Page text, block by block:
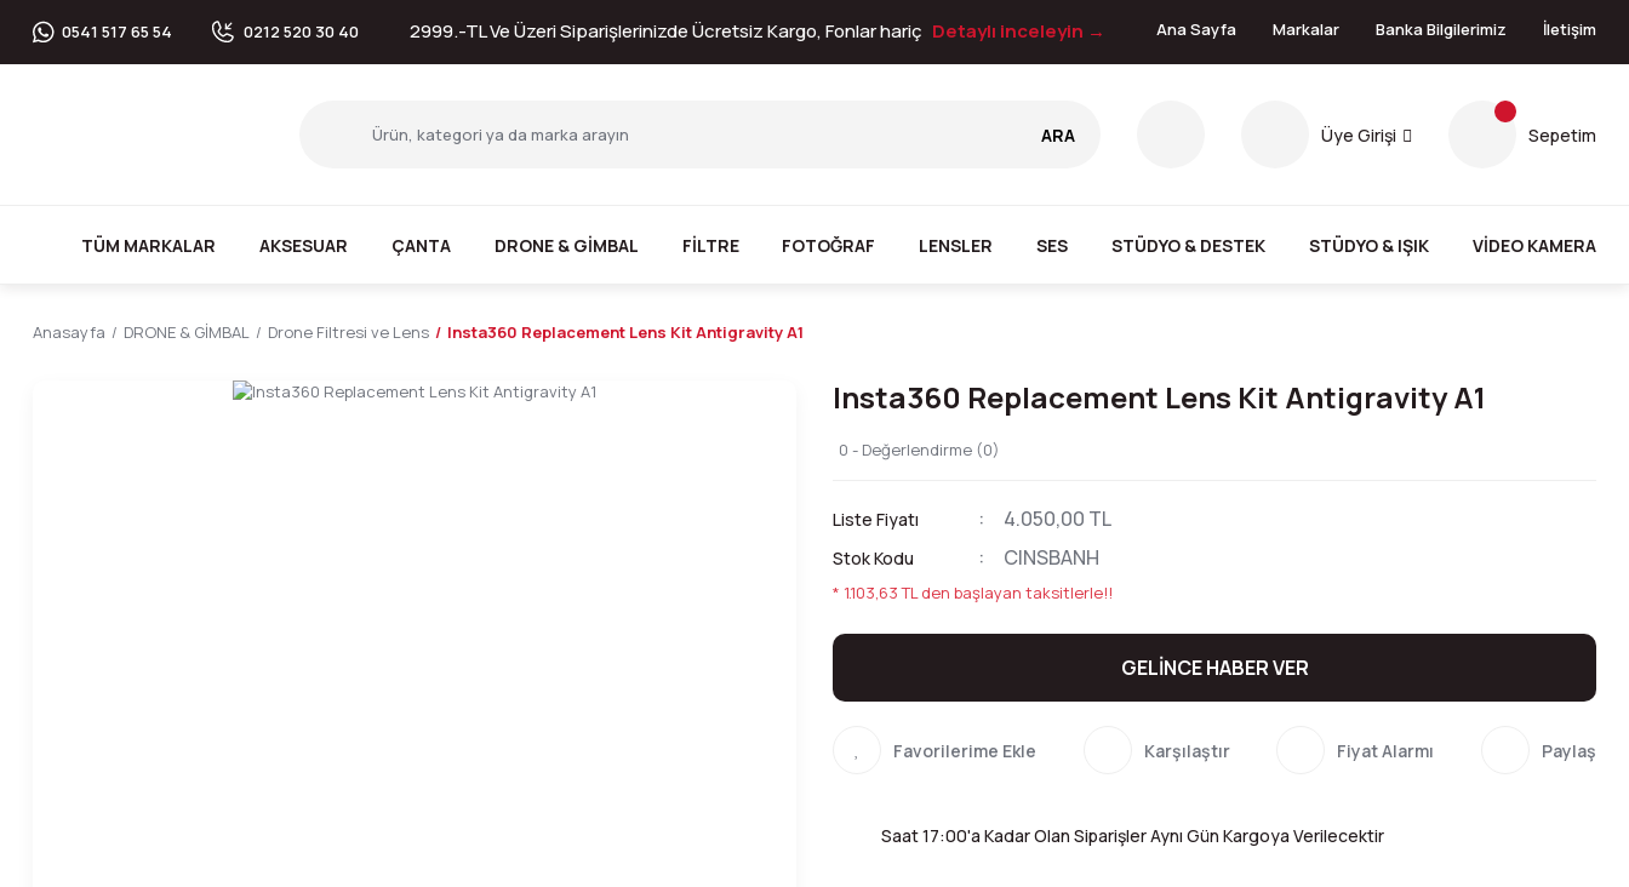
0541 517 65 54 0212 520 30 40 2999.-TL Ve Üzeri Siparişlerinizde Ücretsiz Kargo, Fonlar hariç Detaylı inceleyin → Ana Sayfa Markalar Banka Bilgilerimiz İletişim
ARA Üye Girişi Sepetim
TÜM MARKALAR AKSESUAR ÇANTA DRONE & GİMBAL FİLTRE FOTOĞRAF LENSLER SES STÜDYO & DESTEK STÜDYO & IŞIK VİDEO KAMERA
Anasayfa DRONE & GİMBAL Drone Filtresi ve Lens Insta360 Replacement Lens Kit Antigravity A1
Insta360 Replacement Lens Kit Antigravity A1
0 - Değerlendirme (0)
Liste Fiyatı 4.050,00 TL
Stok Kodu CINSBANH
* 1.103,63 TL den başlayan taksitlerle!!
GELİNCE HABER VER
Karşılaştır Fiyat Alarmı Paylaş
Saat 17:00'a Kadar Olan Siparişler Aynı Gün Kargoya Verilecektir